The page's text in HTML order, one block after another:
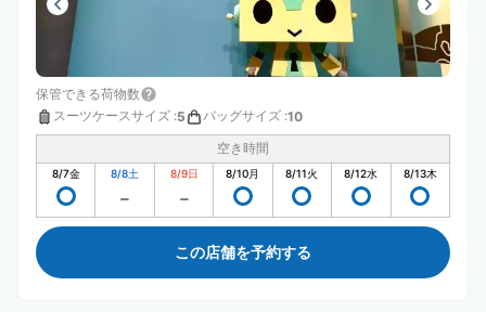
保管できる荷物数
スーツケースサイズ :5 バッグサイズ :10
空き時間
8/7金 8/8土 8/9日 8/10月 8/11火 8/12水 8/13木
この店舗を予約する